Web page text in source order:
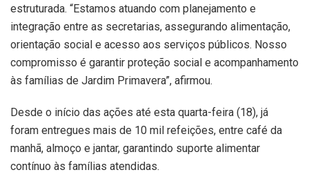
estruturada. “Estamos atuando com planejamento e
integração entre as secretarias, assegurando alimentação,
orientação social e acesso aos serviços públicos. Nosso
compromisso é garantir proteção social e acompanhamento
às famílias de Jardim Primavera”, afirmou.
Desde o início das ações até esta quarta-feira (18), já
foram entregues mais de 10 mil refeições, entre café da
manhã, almoço e jantar, garantindo suporte alimentar
contínuo às famílias atendidas.